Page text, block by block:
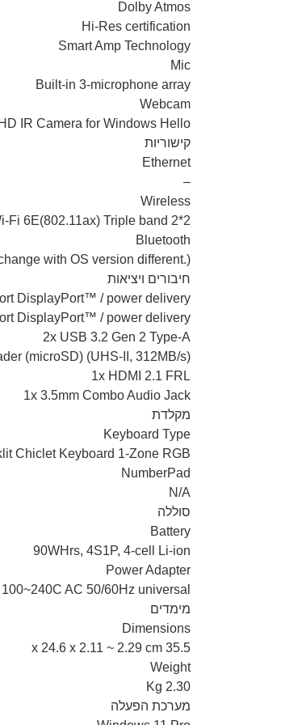
Dolby Atmos
Hi-Res certification
Smart Amp Technology
Mic
Built-in 3-microphone array
Webcam
IR Camera for Windows Hello
קישוריות
Ethernet
–
Wireless
Fi 6E(802.11ax) Triple band 2*2
Bluetooth
with OS version different.)
חיבורים ויציאות
DisplayPort™ / power delivery
DisplayPort™ / power delivery
2x USB 3.2 Gen 2 Type-A
(microSD) (UHS-II, 312MB/s)
1x HDMI 2.1 FRL
1x 3.5mm Combo Audio Jack
מקלדת
Keyboard Type
Chiclet Keyboard 1-Zone RGB
NumberPad
N/A
סוללה
Battery
90WHrs, 4S1P, 4-cell Li-ion
Power Adapter
AC 50/60Hz universal
מימדים
Dimensions
35.5 x 24.6 x 2.11 ~ 2.29 cm
Weight
2.30 Kg
מערכת הפעלה